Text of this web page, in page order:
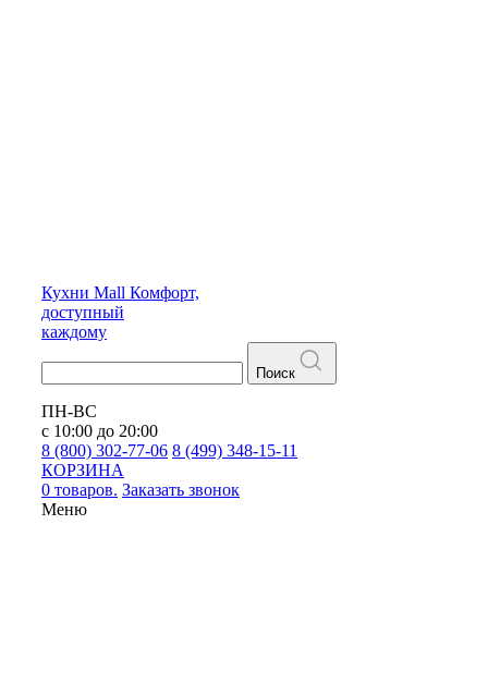
Кухни Mall Комфорт,
доступный
каждому
Поиск
ПН-ВС
с 10:00 до 20:00
8 (800) 302-77-06 8 (499) 348-15-11
КОРЗИНА
0 товаров. Заказать звонок
Меню